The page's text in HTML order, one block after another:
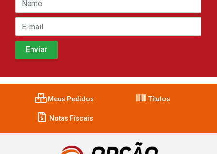
Meus Pedidos Títulos
Notas Fiscais